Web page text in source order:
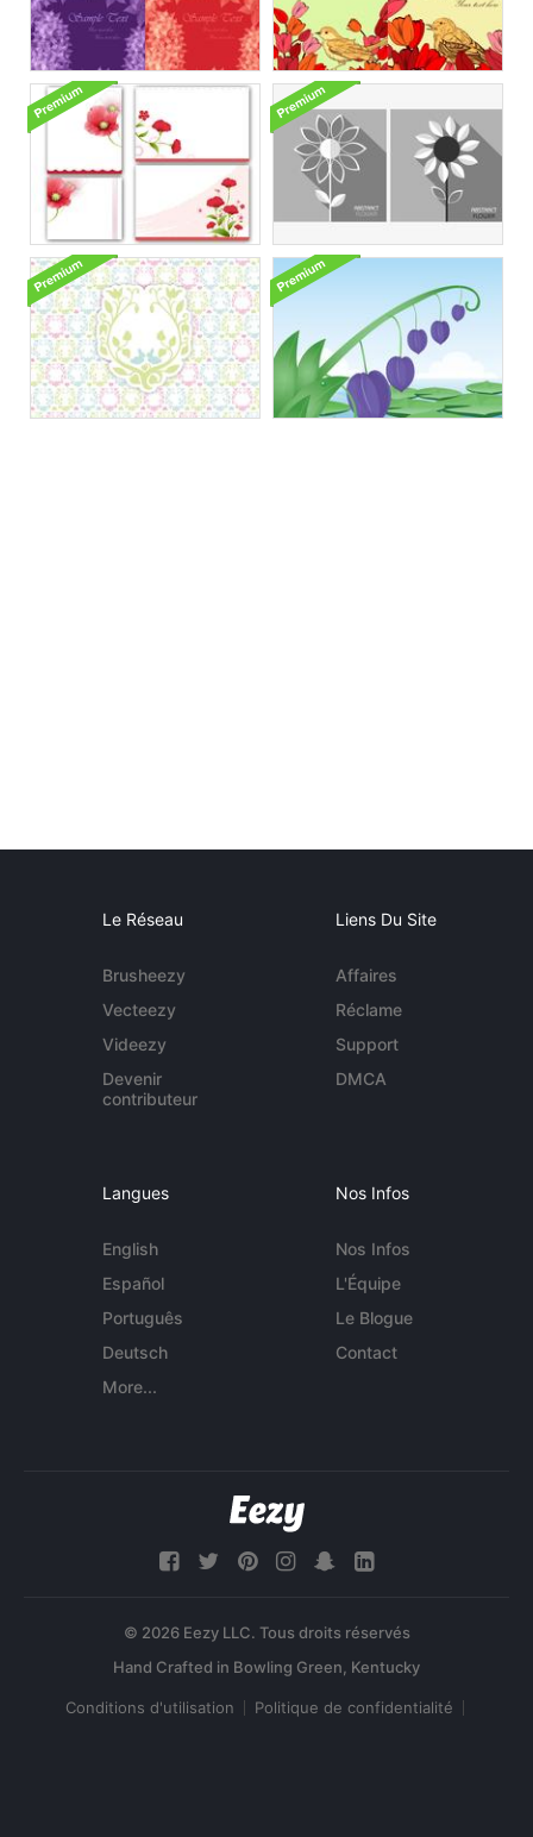
Le Réseau
Brusheezy
Vecteezy
Videezy
Devenir
contributeur
Liens Du Site
Affaires
Réclame
Support
DMCA
Langues
English
Español
Português
Deutsch
More...
Nos Infos
Nos Infos
L'Équipe
Le Blogue
Contact
© 2026 Eezy LLC. Tous droits réservés
Conditions d'utilisation Politique de confidentialité